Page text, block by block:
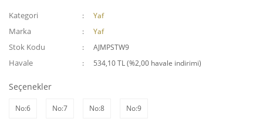
Kategori Yaf
Marka Yaf
Stok Kodu AJMPSTW9
Havale 534,10 TL (%2,00 havale indirimi)
Seçenekler
No:6 No:7 No:8 No:9